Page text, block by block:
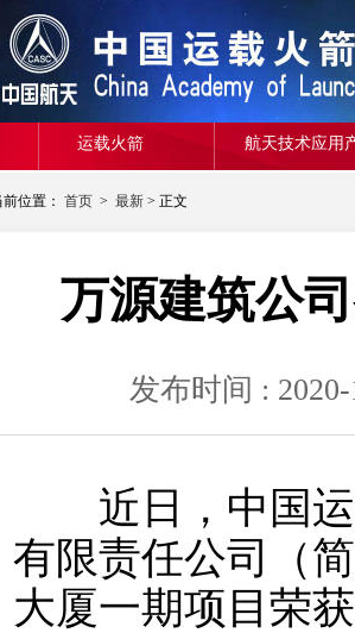
运载火箭 航天技术应用
前位置： 首页 > 最新 > 正文
万源建筑公
发布时间 :
近日，中国运
有限责任公司（
大厦一期项目荣